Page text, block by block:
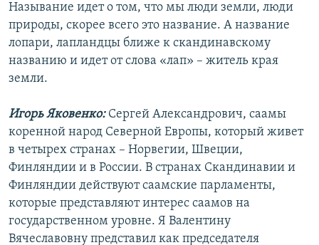
Называние идет о том, что мы люди земли, люди
природы, скорее всего это название. А название
лопари, лапландцы ближе к скандинавскому
названию и идет от слова «лап» – житель края
земли.
Игорь Яковенко:Сергей Александрович, саамы
коренной народ Северной Европы, который живет
в четырех странах – Норвегии, Швеции,
Финляндии и в России. В странах Скандинавии и
Финляндии действуют саамские парламенты,
которые представляют интерес саамов на
государственном уровне. Я Валентину
Вячеславовну представил как председателя